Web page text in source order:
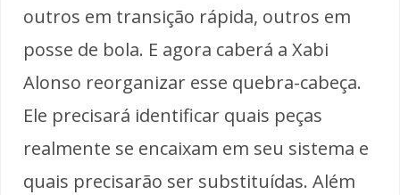
outros em transição rápida, outros em
posse de bola. E agora caberá a Xabi
Alonso reorganizar esse quebra-cabeça.
Ele precisará identificar quais peças
realmente se encaixam em seu sistema e
quais precisarão ser substituídas. Além